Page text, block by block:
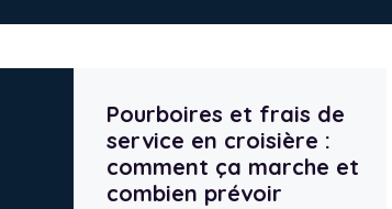
Pourboires et frais de
service en croisière :
comment ça marche et
combien prévoir